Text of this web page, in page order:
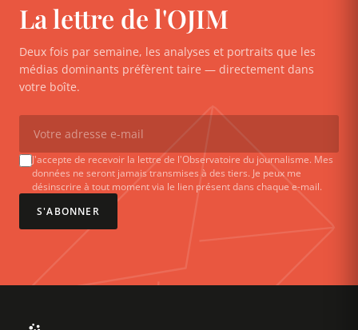
La lettre de l'OJIM
Deux fois par semaine, les analyses et portraits que les
médias dominants préfèrent taire — directement dans
votre boîte.
J'accepte de recevoir la lettre de l'Observatoire du journalisme. Mes
données ne seront jamais transmises à des tiers. Je peux me
désinscrire à tout moment via le lien présent dans chaque e-mail.
S'ABONNER